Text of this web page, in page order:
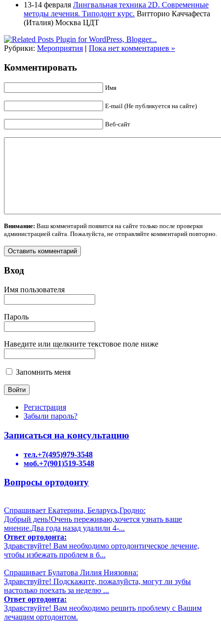
13-14 февраля Лингвальная техника 2D. Современные
методы лечения. Типодонт курс. Витторио Каччафеста
(Италия) Москва ЦДТ
Рубрики: Мероприятия | Пока нет комментариев »
Комментировать
Имя
E-mail (Не публикуется на сайте)
Веб-сайт
Внимание: Ваш комментарий появится на сайте только после проверки
администрацией сайта. Пожалуйста, не отправляйте комментарий повторно.
Вход
Имя пользователя
Пароль
Наведите или щелкните текстовое поле ниже
Запомнить меня
Регистрация
Забыли пароль?
Записаться на консультацию
тел.+7(495)979-3548
моб.+7(901)519-3548
Вопросы ортодонту
Спрашивает Екатерина, Беларусь,Гродно:
Добрый день!Очень переживаю,хочется узнать ваше
мнение.Два года назад удалили 4-...
Ответ ортодонта:
Здравствуйте! Вам необходимо ортодонтическое лечение,
чтобы избежать проблем в б...
Спрашивает Булатова Лилия Ниязовна:
Здравствуйте! Подскажите, пожалуйста, могут ли зубы
настолько поехать за неделю ...
Ответ ортодонта:
Здравствуйте! Вам необходимо решить проблему с Вашим
лечащим ортодонтом.